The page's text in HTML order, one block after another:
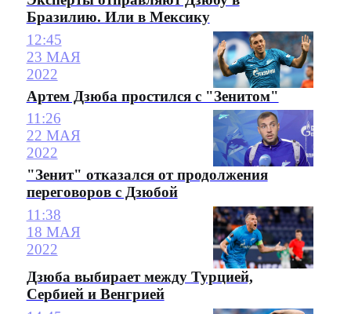
Бразилию. Или в Мексику
12:45
23 МАЯ
2022
Артем Дзюба простился с "Зенитом"
11:26
22 МАЯ
2022
"Зенит" отказался от продолжения
переговоров с Дзюбой
11:38
18 МАЯ
2022
Дзюба выбирает между Турцией,
Сербией и Венгрией